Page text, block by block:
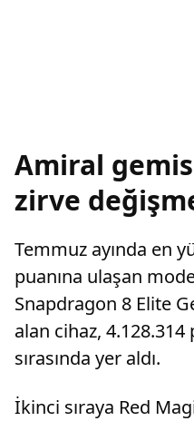
Amiral
zirve
Temmuz ayında en
puanına ulaşan
Snapdragon 8 Elite
alan cihaz,
sırasında yer aldı.
İkinci sıraya Red